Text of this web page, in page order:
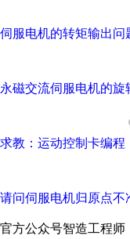
伺服电机的转矩输出问
永磁交流伺服电机的旋
求教：运动控制卡编程
请问伺服电机归原点不
官方公众号智造工程师